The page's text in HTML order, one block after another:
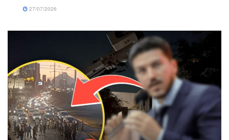
27/07/2026